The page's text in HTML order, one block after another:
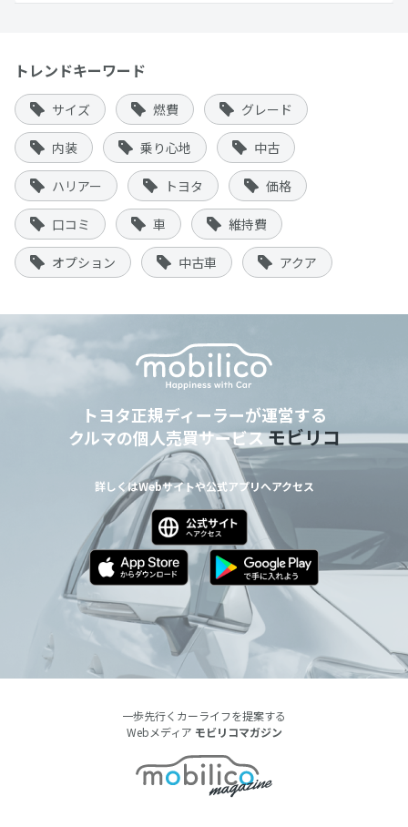
トレンドキーワード
サイズ 燃費 グレード
内装 乗り心地 中古
ハリアー トヨタ 価格
口コミ 車 維持費
オプション 中古車 アクア
トヨタ正規ディーラーが運営する
クルマの個人売買サービスモビリコ
詳しくはWebサイトや公式アプリへアクセス
一歩先行くカーライフを提案する
Webメディア モビリコマガジン